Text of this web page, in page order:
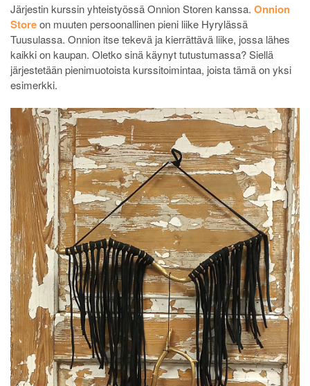
Järjestin kurssin yhteistyössä Onnion Storen kanssa. Onnion
Storeon muuten persoonallinen pieni liike Hyrylässä
Tuusulassa. Onnion itse tekevä ja kierrättävä liike, jossa lähes
kaikki on kaupan. Oletko sinä käynyt tutustumassa? Siellä
järjestetään pienimuotoista kurssitoimintaa, joista tämä on yksi
esimerkki.